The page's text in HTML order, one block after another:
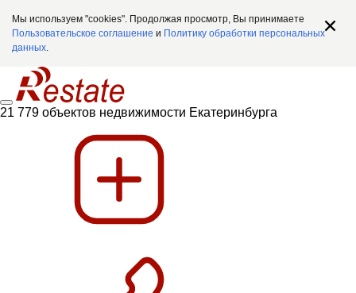
Мы используем "cookies". Продолжая просмотр, Вы принимаете
Пользовательское соглашение и Политику обработки персональных
данных.
21 779 объектов недвижимости Екатеринбурга